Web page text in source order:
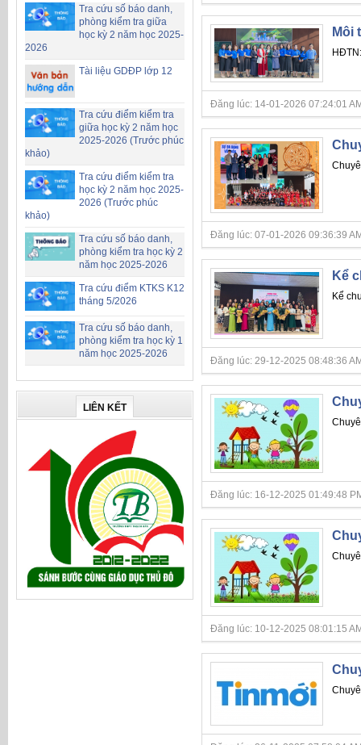
Tra cứu số báo danh,
phòng kiểm tra giữa
học kỳ 2 năm học 2025-
2026
Tài liệu GDĐP lớp 12
Tra cứu điểm kiểm tra
giữa học kỳ 2 năm học
2025-2026 (Trước phúc
khảo)
Tra cứu điểm kiểm tra
học kỳ 2 năm học 2025-
2026 (Trước phúc
khảo)
Tra cứu số báo danh,
phòng kiểm tra học kỳ 2
năm học 2025-2026
Tra cứu điểm KTKS K12
tháng 5/2026
Tra cứu số báo danh,
phòng kiểm tra học kỳ 1
năm học 2025-2026
LIÊN KẾT
Môi
Đăng lúc: 14-01-2026 07:24:01
Đăng lúc: 07-01-2026 09:36:39
Kể
Kể
Đăng lúc: 29-12-2025 08:48:36
Đăng lúc: 16-12-2025 01:49:48
Đăng lúc: 10-12-2025 08:01:15